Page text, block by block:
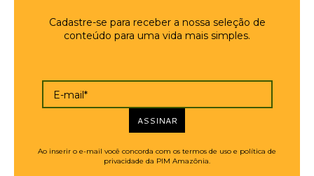
Cadastre-se para receber a nossa seleção de
conteúdo para uma vida mais simples.
E-mail*
ASSINAR
Ao inserir o e-mail você concorda com os termos de uso e política de
privacidade da PIM Amazônia.